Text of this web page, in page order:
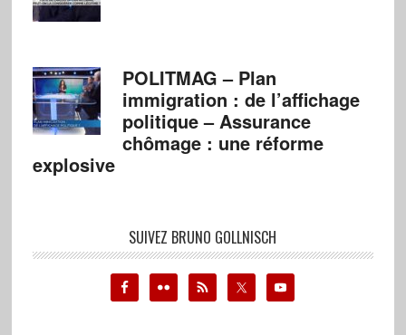
POLITMAG – Plan
immigration : de l’affichage
politique – Assurance
chômage : une réforme
explosive
SUIVEZ BRUNO GOLLNISCH